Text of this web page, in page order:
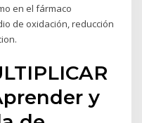
en el fármaco
de oxidación, reducción
y